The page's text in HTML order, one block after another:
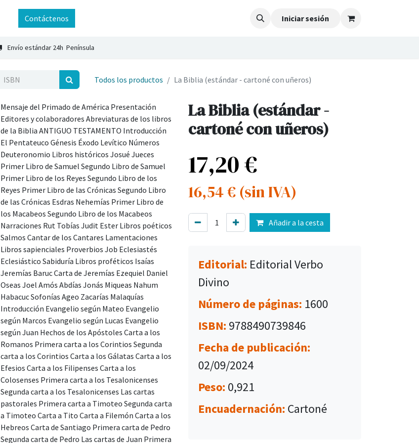
Contáctenos Iniciar sesión
Envío estándar 24h Península
Todos los productos La Biblia (estándar - cartoné con uñeros)
Mensaje del Primado de América Presentación
Editores y colaboradores Abreviaturas de los libros
de la Biblia ANTIGUO TESTAMENTO Introducción
El Pentateuco Génesis Éxodo Levítico Números
Deuteronomio Libros históricos Josué Jueces
Primer Libro de Samuel Segundo Libro de Samuel
Primer Libro de los Reyes Segundo Libro de los
Reyes Primer Libro de las Crónicas Segundo Libro
de las Crónicas Esdras Nehemías Primer Libro de
los Macabeos Segundo Libro de los Macabeos
Narraciones Rut Tobías Judit Ester Libros poéticos
Salmos Cantar de los Cantares Lamentaciones
Libros sapienciales Proverbios Job Eclesiastés
Eclesiástico Sabiduría Libros proféticos Isaías
Jeremías Baruc Carta de Jeremías Ezequiel Daniel
Oseas Joel Amós Abdías Jonás Miqueas Nahum
Habacuc Sofonías Ageo Zacarías Malaquías
Introducción Evangelio según Mateo Evangelio
según Marcos Evangelio según Lucas Evangelio
según Juan Hechos de los Apóstoles Carta a los
Romanos Primera carta a los Corintios Segunda
carta a los Corintios Carta a los Gálatas Carta a los
Efesios Carta a los Filipenses Carta a los
Colosenses Primera carta a los Tesalonicenses
Segunda carta a los Tesalonicenses Las cartas
pastorales Primera carta a Timoteo Segunda carta
a Timoteo Carta a Tito Carta a Filemón Carta a los
Hebreos Carta de Santiago Primera carta de Pedro
Segunda carta de Pedro Las cartas de Juan Primera
La Biblia (estándar -
cartoné con uñeros)
17,20€
16,54€ (sin IVA)
Añadir a la cesta
Editorial: Editorial Verbo
Divino
Número de páginas: 1600
ISBN: 9788490739846
Fecha de publicación:
02/09/2024
Peso: 0,921
Encuadernación: Cartoné